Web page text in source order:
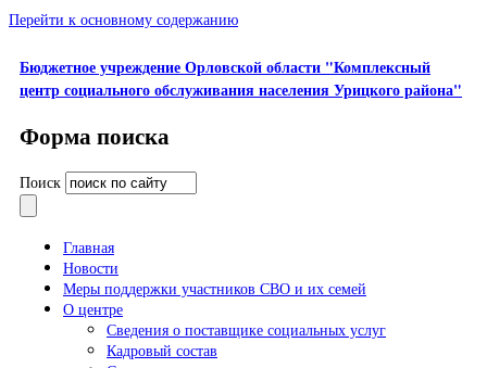
Перейти к основному содержанию
Бюджетное учреждение Орловской области "Комплексный
центр социального обслуживания населения Урицкого района"
Форма поиска
Поиск
Главная
Новости
Меры поддержки участников СВО и их семей
О центре
Сведения о поставщике социальных услуг
Кадровый состав